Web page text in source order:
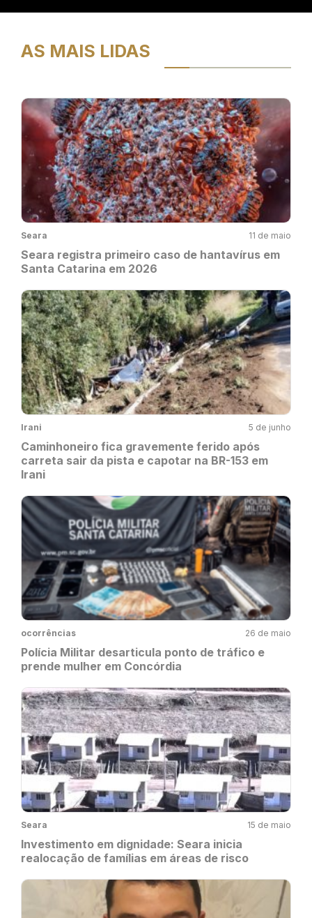
AS MAIS LIDAS
Seara 11 de maio
Seara registra primeiro caso de hantavírus em
Santa Catarina em 2026
Irani 5 de junho
Caminhoneiro fica gravemente ferido após
carreta sair da pista e capotar na BR-153 em
Irani
ocorrências 26 de maio
Polícia Militar desarticula ponto de tráfico e
prende mulher em Concórdia
Seara 15 de maio
Investimento em dignidade: Seara inicia
realocação de famílias em áreas de risco